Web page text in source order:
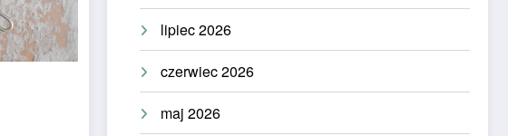
lipiec 2026
czerwiec 2026
maj 2026